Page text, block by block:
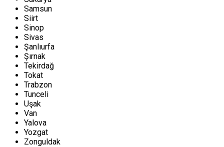
Samsun
Siirt
Sinop
Sivas
Şanlıurfa
Şırnak
Tekirdağ
Tokat
Trabzon
Tunceli
Uşak
Van
Yalova
Yozgat
Zonguldak